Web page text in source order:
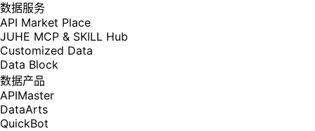
数据服务
API Market Place
JUHE MCP & SKILL Hub
Customized Data
Data Block
数据产品
APIMaster
DataArts
QuickBot